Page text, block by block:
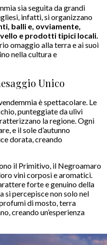
sia seguita da grandi
infatti, si organizzano
balli e, ovviamente,
e prodotti tipici locali.
omaggio alla terra e ai suoi
nella cultura e
Unico
è spettacolare. Le
punteggiate da ulivi
la regione. Ogni
e il sole d’autunno
dorata, creando
il Primitivo, il Negroamaro
vini corposi e aromatici.
forte e genuino della
si percepisce non solo nel
profumi di mosto, terra
creando un’esperienza